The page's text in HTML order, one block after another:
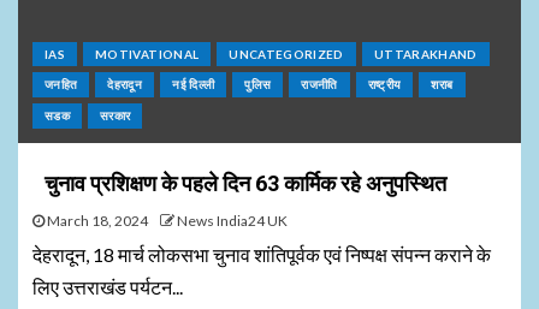
IAS MOTIVATIONAL UNCATEGORIZED UTTARAKHAND
जनहित देहरादून नई दिल्ली पुलिस राजनीति राष्ट्रीय शराब
सडक सरकार
चुनाव प्रशिक्षण के पहले दिन 63 कार्मिक रहे अनुपस्थित
March 18, 2024 News India24 UK
देहरादून, 18 मार्च लोकसभा चुनाव शांतिपूर्वक एवं निष्पक्ष संपन्न कराने के
लिए उत्तराखंड पर्यटन...